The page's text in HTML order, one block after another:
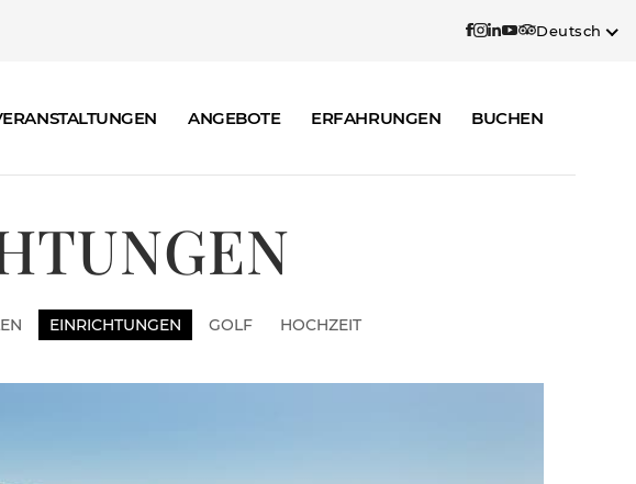
Deutsch
ANGEBOTE ERFAHRUNGEN BUCHEN
EINRICHTUNGEN GOLF HOCHZEIT